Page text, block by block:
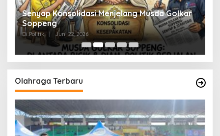
Senyap Konsolidasi Menjelang Musda Golkar
Soppeng
Di Politik | Juni 22, 2026
Olahraga Terbaru